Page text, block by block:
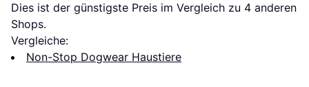
Dies ist der günstigste Preis im Vergleich zu 4 anderen
Shops.
Vergleiche:
Non-Stop Dogwear Haustiere